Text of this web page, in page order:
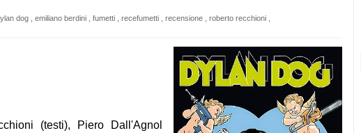
delle Bambole
dog , emiliano berdini , fumetti , recefumetti , recensione , roberto recchioni ,
(testi), Piero Dall'Agnol